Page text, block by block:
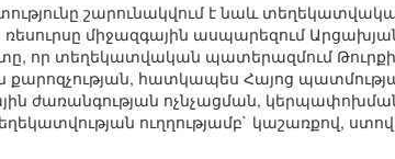
շարունակվում է նաև
միջազգային ասպարեզում
որ տեղեկատվական պատերազմում
քարոզչության, հատկապես Հայոց
ժառանգության ոչնչացման,
ուղղությամբ` կաշառքով,